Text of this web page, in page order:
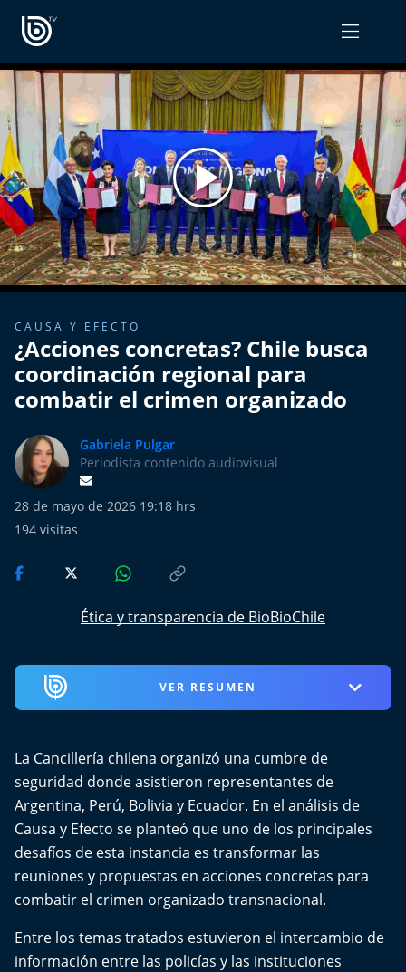
PROGRAMAS
Radiograma
Expreso Bío Bío
Podría Ser Peor
La Entrevista de Tomás Mosciatti
Entrevistas BioBioTV
Comentarios de Tomás Mosciatti
Más de Ti Podcast
Realizadores
Retropop
Tu Mereces Ser Feliz
Cultura y Espectáculos
Del Fin del Mundo
Deportes
Conexión Digital
La Ruta del Pulsar
OPINIÓN
PODCAST RADIOGRAMA
CAUSA Y EFECTO
¿Acciones concretas? Chile busca
coordinación regional para
combatir el crimen organizado
Gabriela Pulgar
Periodista contenido audiovisual
28 de mayo de 2026 19:18 hrs
194 visitas
Ética y transparencia de BioBioChile
VER RESUMEN
La Cancillería chilena organizó una cumbre de
seguridad donde asistieron representantes de
Argentina, Perú, Bolivia y Ecuador. En el análisis de
Causa y Efecto se planteó que uno de los principales
desafíos de esta instancia es transformar las
reuniones y propuestas en acciones concretas para
combatir el crimen organizado transnacional.
Entre los temas tratados estuvieron el intercambio de
información entre las policías y las instituciones